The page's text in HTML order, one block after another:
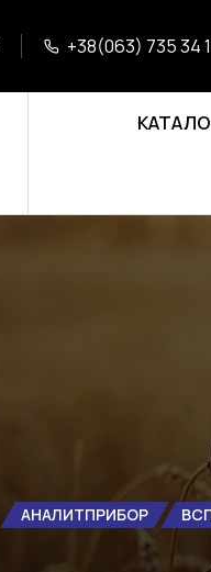
+38(063) 735 34
АНАЛИТПРИБОР